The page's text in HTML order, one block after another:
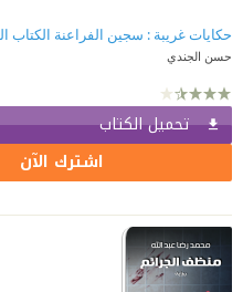
حكايات غريبة : سجين الفراعنة الكتاب
حسن الجندي
تحميل الكتاب
اشترك الآن